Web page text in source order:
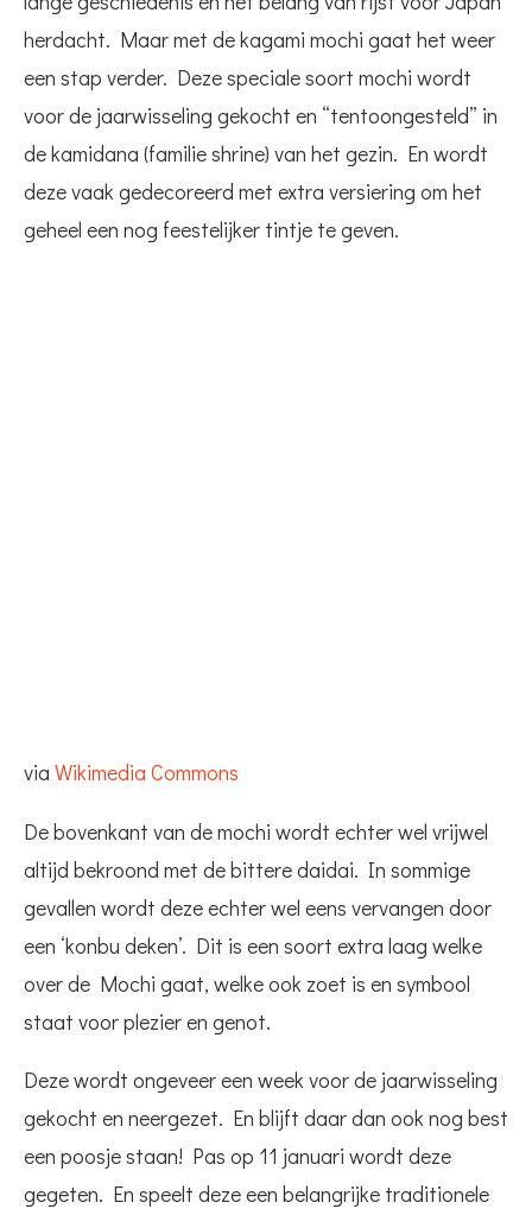
herdacht. Maar met de kagami mochi gaat het weer
een stap verder. Deze speciale soort mochi wordt
voor de jaarwisseling gekocht en “tentoongesteld” in
de kamidana (familie shrine) van het gezin. En wordt
deze vaak gedecoreerd met extra versiering om het
geheel een nog feestelijker tintje te geven.
via Wikimedia Commons
De bovenkant van de mochi wordt echter wel vrijwel
altijd bekroond met de bittere daidai. In sommige
gevallen wordt deze echter wel eens vervangen door
een ‘konbu deken’. Dit is een soort extra laag welke
over de Mochi gaat, welke ook zoet is en symbool
staat voor plezier en genot.
Deze wordt ongeveer een week voor de jaarwisseling
gekocht en neergezet. En blijft daar dan ook nog best
een poosje staan! Pas op 11 januari wordt deze
gegeten. En speelt deze een belangrijke traditionele